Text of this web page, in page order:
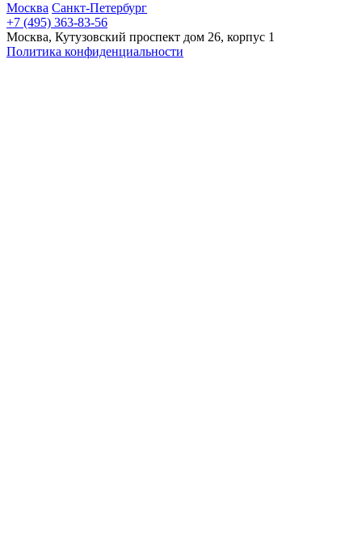
Москва Санкт-Петербург
+7 (495) 363-83-56
Москва, Кутузовский проспект дом 26, корпус 1
Политика конфиденциальности